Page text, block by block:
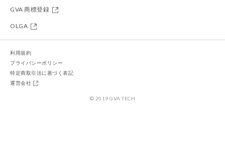
GVA 商標登録
OLGA
利用規約
プライバシーポリシー
特定商取引法に基づく表記
運営会社
© 2019 GVA TECH